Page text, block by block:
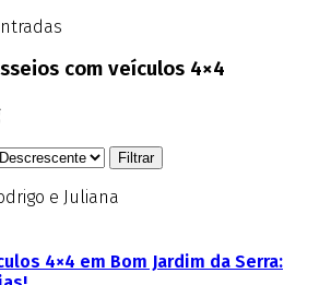
com veículos 4×4
e Juliana
4×4 em Bom Jardim da Serra: